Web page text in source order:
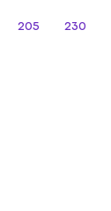
205 230